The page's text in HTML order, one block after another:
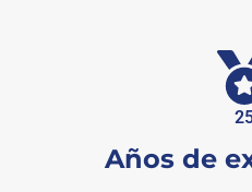
Años de